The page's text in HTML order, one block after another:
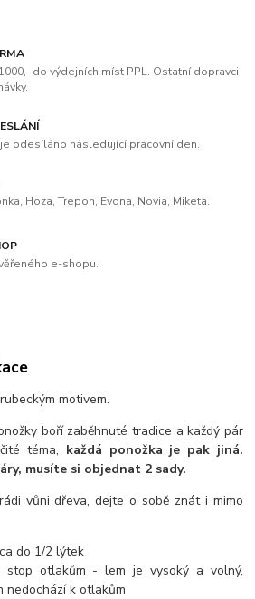
do výdejních míst PPL. Ostatní dopravci
odesíláno následující pracovní den.
Hoza, Trepon, Evona, Novia, Miketa.
e-shopu.
motivem.
boří zaběhnuté tradice a každý pár
téma, každá ponožka je pak jiná.
musíte si objednat 2 sady.
vůni dřeva, dejte o sobě znát i mimo
do 1/2 lýtek
stop otlakům - lem je vysoký a volný,
nedochází k otlakům